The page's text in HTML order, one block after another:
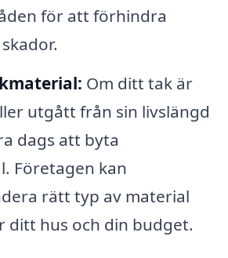
för att förhindra
Om ditt tak är
utgått från sin livslängd
dags att byta
Företagen kan
rätt typ av material
ditt hus och din budget.